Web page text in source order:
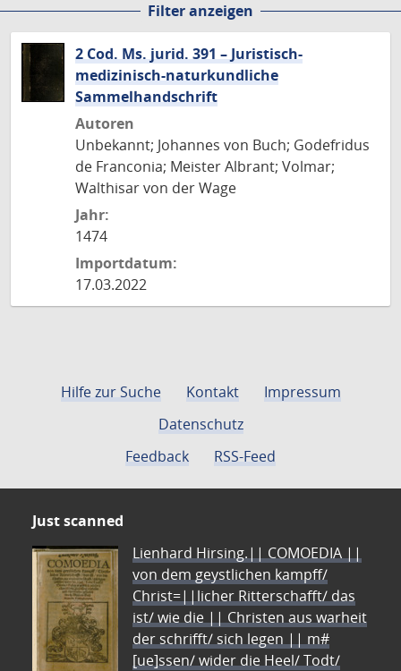
Filter anzeigen
2 Cod. Ms. jurid. 391 – Juristisch-
medizinisch-naturkundliche
Sammelhandschrift
Autoren
Unbekannt; Johannes von Buch; Godefridus
de Franconia; Meister Albrant; Volmar;
Walthisar von der Wage
Jahr:
1474
Importdatum:
17.03.2022
Hilfe zur Suche Kontakt
Impressum
Datenschutz
Feedback
RSS-Feed
Just scanned
Lienhard Hirsing.|| COMOEDIA ||
von dem geystlichen kampff/
Christ=||licher Ritterschafft/ das
ist/ wie die || Christen aus warheit
der schrifft/ sich legen || m#
[ue]ssen/ wider die Heel/ Todt/